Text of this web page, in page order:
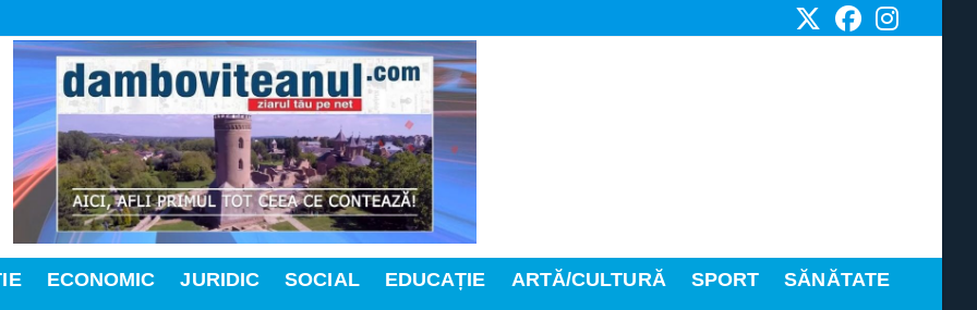
ECONOMIC JURIDIC SOCIAL EDUCAȚIE ARTĂ/CULTURĂ SPORT
SĂNĂTATE